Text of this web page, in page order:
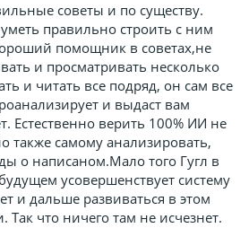
советы и по существу.
правильно строить с ним
помощник в советах,не
и просматривать несколько
и читать все подряд, он сам все
и выдаст вам
Естественно верить 100% ИИ не
также самому анализировать,
о написаном.Мало того Гугл в
усовершенствует систему
и дальше развиваться в этом
Так что ничего там не исчезнет.